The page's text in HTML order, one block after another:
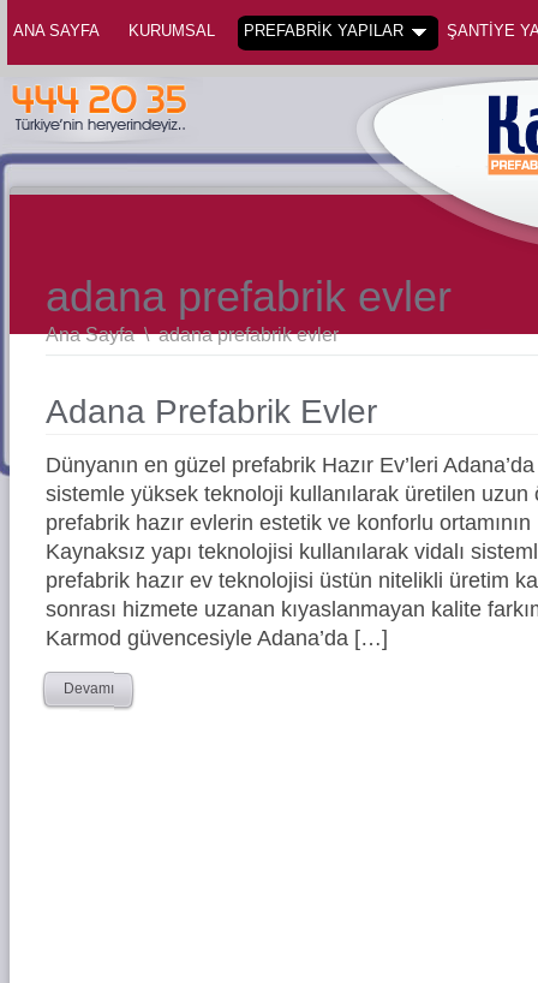
ANA SAYFA KURUMSAL PREFABRİK YAPILAR ŞANTİYE
adana prefabrik evler
Ana Sayfa \adana prefabrik evler
Adana Prefabrik Evler
Dünyanın en güzel prefabrik Hazır Ev’leri
sistemle yüksek teknoloji kullanılarak üretilen
prefabrik hazır evlerin estetik ve konforlu ortamının
Kaynaksız yapı teknolojisi kullanılarak vidalı
prefabrik hazır ev teknolojisi üstün nitelikli üretim
sonrası hizmete uzanan kıyaslanmayan kalite
Karmod güvencesiyle Adana’da […]
Devamı